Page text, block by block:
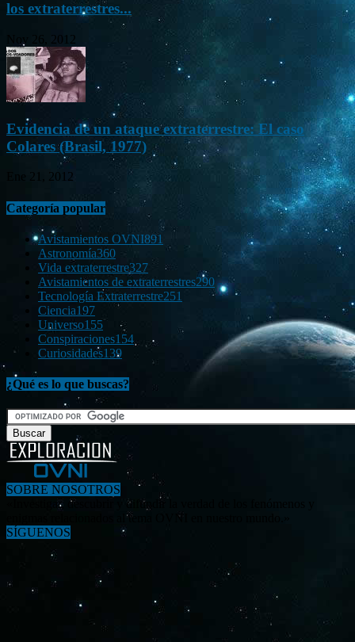
los extraterrestres...
Nov 26, 2012
Evidencia de un ataque extraterrestre: El caso
Colares (Brasil, 1977)
Ene 21, 2012
Categoría popular
Avistamientos OVNI891
Astronomía360
Vida extraterrestre327
Avistamientos de extraterrestres290
Tecnología Extraterrestre251
Ciencia197
Universo155
Conspiraciones154
Curiosidades139
¿Qué es lo que buscas?
SOBRE NOSOTROS
«Investigar, descubrir y difundir la verdad de los fenómenos y
enigmas relacionados al tema OVNI en nuestro mundo.»
SÍGUENOS